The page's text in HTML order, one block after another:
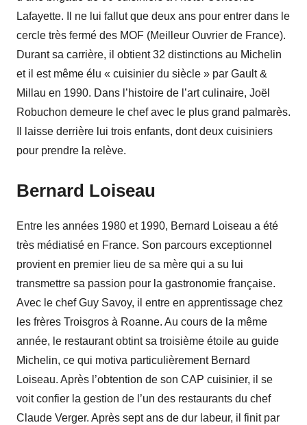
Lafayette. Il ne lui fallut que deux ans pour entrer dans le
cercle très fermé des MOF (Meilleur Ouvrier de France).
Durant sa carrière, il obtient 32 distinctions au Michelin
et il est même élu « cuisinier du siècle » par Gault &
Millau en 1990. Dans l’histoire de l’art culinaire, Joël
Robuchon demeure le chef avec le plus grand palmarès.
Il laisse derrière lui trois enfants, dont deux cuisiniers
pour prendre la relève.
Bernard Loiseau
Entre les années 1980 et 1990, Bernard Loiseau a été
très médiatisé en France. Son parcours exceptionnel
provient en premier lieu de sa mère qui a su lui
transmettre sa passion pour la gastronomie française.
Avec le chef Guy Savoy, il entre en apprentissage chez
les frères Troisgros à Roanne. Au cours de la même
année, le restaurant obtint sa troisième étoile au guide
Michelin, ce qui motiva particulièrement Bernard
Loiseau. Après l’obtention de son CAP cuisinier, il se
voit confier la gestion de l’un des restaurants du chef
Claude Verger. Après sept ans de dur labeur, il finit par